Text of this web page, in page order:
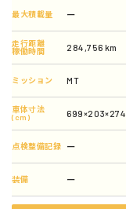
最大積載量 ー
走行距離
稼働時間
284,756 km
ミッション MT
車体寸法
(cm)
699×203×274
点検整備記録 ー
装備 ー